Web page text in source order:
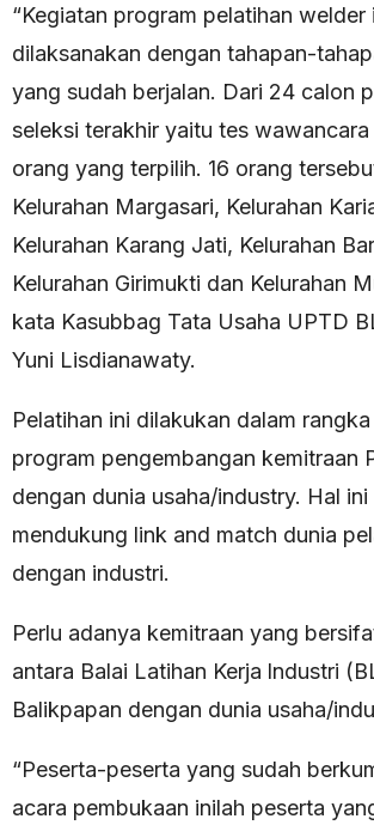
“Kegiatan program pelatihan welder
dilaksanakan dengan tahapan-
yang sudah berjalan. Dari 24 calon
seleksi terakhir yaitu tes wawancara
orang yang terpilih. 16 orang
Kelurahan Margasari, Kelurahan
Kelurahan Karang Jati, Kelurahan
Kelurahan Girimukti dan Kelurahan
kata Kasubbag Tata Usaha UPTD
Yuni Lisdianawaty.
Pelatihan ini dilakukan dalam
program pengembangan kemitraan
dengan dunia usaha/industry. Hal
mendukung link and match dunia
dengan industri.
Perlu adanya kemitraan yang
antara Balai Latihan Kerja lndustri
Balikpapan dengan dunia usaha/
“Peserta-peserta yang sudah
acara pembukaan inilah peserta